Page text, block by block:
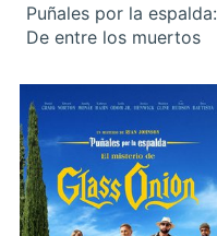
Puñales por la espalda:
De entre los muertos